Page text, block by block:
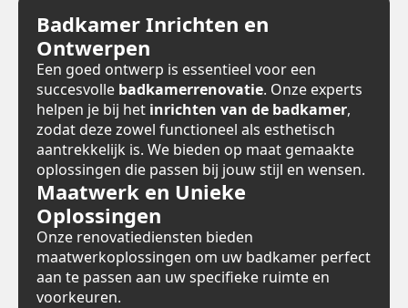
Badkamer Inrichten en
Ontwerpen
Een goed ontwerp is essentieel voor een
succesvolle badkamerrenovatie. Onze experts
helpen je bij het inrichten van de badkamer,
zodat deze zowel functioneel als esthetisch
aantrekkelijk is. We bieden op maat gemaakte
oplossingen die passen bij jouw stijl en wensen.
Maatwerk en Unieke
Oplossingen
Onze renovatiediensten bieden
maatwerkoplossingen om uw badkamer perfect
aan te passen aan uw specifieke ruimte en
voorkeuren.